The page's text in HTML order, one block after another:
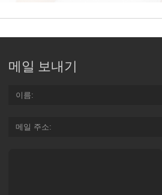
메일 보내기
이름
메일 주소